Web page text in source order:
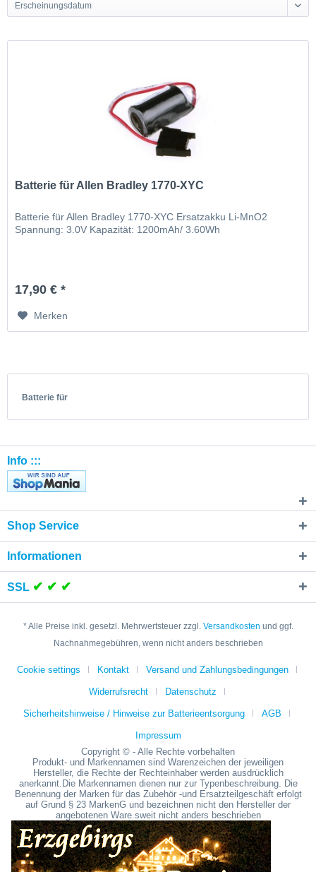
Erscheinungsdatum
Batterie für Allen Bradley 1770-XYC
Batterie für Allen Bradley 1770-XYC Ersatzakku Li-MnO2
Spannung: 3.0V Kapazität: 1200mAh/ 3.60Wh
17,90 € *
Merken
Batterie für
Info :::
Shop Service
Informationen
SSL ✔ ✔ ✔
* Alle Preise inkl. gesetzl. Mehrwertsteuer zzgl. Versandkosten und ggf.
Nachnahmegebühren, wenn nicht anders beschrieben
Cookie settings Kontakt Versand und Zahlungsbedingungen
Widerrufsrecht Datenschutz
Sicherheitshinweise / Hinweise zur Batterieentsorgung AGB
Impressum
Copyright © - Alle Rechte vorbehalten
Produkt- und Markennamen sind Warenzeichen der jeweiligen
Hersteller, die Rechte der Rechteinhaber werden ausdrücklich
anerkannt.Die Markennamen dienen nur zur Typenbeschreibung. Die
Benennung der Marken für das Zubehör -und Ersatzteilgeschäft erfolgt
auf Grund § 23 MarkenG und bezeichnen nicht den Hersteller der
angebotenen Ware.sweit nicht anders beschrieben